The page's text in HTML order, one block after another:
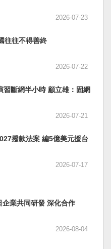
會議還研究了其他事
趣的問題，那就是人
進一步獨裁和二十一
過去一年，已有十九
或罷免全國人大代表
。總共接近三十人。
軍委副主席張又俠與
方還有原中央軍委副主
合參謀部參謀長劉振
苗華、前信息支援部
部戰區政委李鳳彪、
戰區政委劉青松、前
南部戰區政委王文
，前廣西政府主席藍
莉霞、前中國證監會
書記孫紹騁、前浙江
管理部部長王祥喜、前
2026-07-23
往往不得善終
2026-07-22
習斷網半小時 顧立雄：固網
2026-07-21
撥款法案 編5億美元援台
2026-07-17
企業共同研發 深化合作
2026-08-04